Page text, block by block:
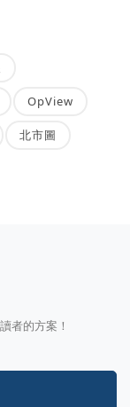
OpView
北市圖
者的方案！